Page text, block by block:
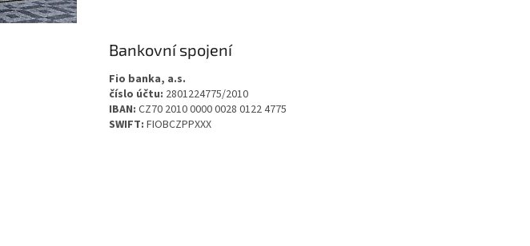
Bankovní spojení
Fio banka, a.s.
číslo účtu: 2801224775/2010
IBAN: CZ70 2010 0000 0028 0122 4775
SWIFT: FIOBCZPPXXX